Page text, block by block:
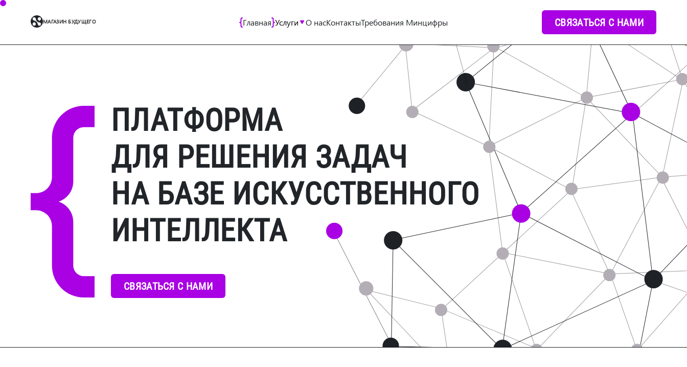
МАГАЗИН БУДУЩЕГО Главная Услуги О насКонтактыТребования Минцифры СВЯЗАТЬСЯ С НАМИ
ПЛАТФОРМА
ДЛЯ РЕШЕНИЯ ЗАДАЧ
НА БАЗЕ ИСКУССТВЕННОГО
ИНТЕЛЛЕКТА
СВЯЗАТЬСЯ С НАМИ
ТРАНСПОРТ И ЛОГИСТИКА